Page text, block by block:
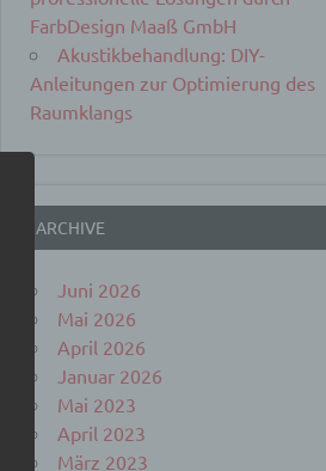
FarbDesign Maaß GmbH
Akustikbehandlung: DIY-
Anleitungen zur Optimierung des
Raumklangs
ARCHIVE
Juni 2026
Mai 2026
April 2026
Januar 2026
Mai 2023
April 2023
März 2023